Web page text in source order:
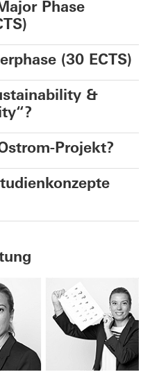
Phase
(30 ECTS)
&
Projekt?